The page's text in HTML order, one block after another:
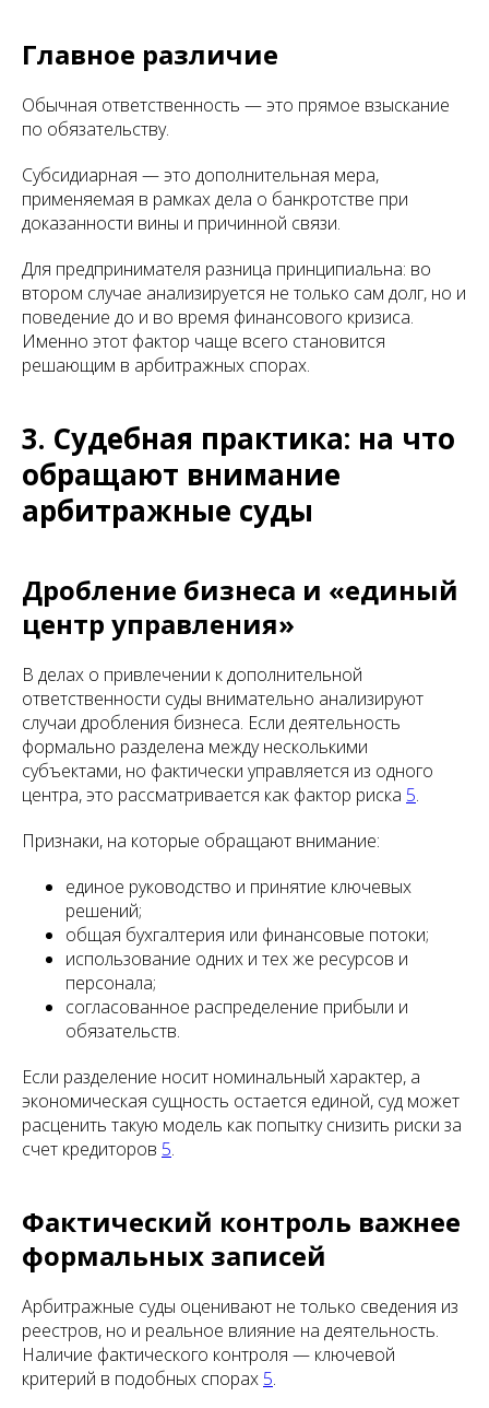
Главное различие
Обычная ответственность — это прямое взыскание
по обязательству.
Субсидиарная — это дополнительная мера,
применяемая в рамках дела о банкротстве при
доказанности вины и причинной связи.
Для предпринимателя разница принципиальна: во
втором случае анализируется не только сам долг, но и
поведение до и во время финансового кризиса.
Именно этот фактор чаще всего становится
решающим в арбитражных спорах.
3. Судебная практика: на что
обращают внимание
арбитражные суды
Дробление бизнеса и «единый
центр управления»
В делах о привлечении к дополнительной
ответственности суды внимательно анализируют
случаи дробления бизнеса. Если деятельность
формально разделена между несколькими
субъектами, но фактически управляется из одного
центра, это рассматривается как фактор риска 5.
Признаки, на которые обращают внимание:
единое руководство и принятие ключевых
решений;
общая бухгалтерия или финансовые потоки;
использование одних и тех же ресурсов и
персонала;
согласованное распределение прибыли и
обязательств.
Если разделение носит номинальный характер, а
экономическая сущность остается единой, суд может
расценить такую модель как попытку снизить риски за
счет кредиторов 5.
Фактический контроль важнее
формальных записей
Арбитражные суды оценивают не только сведения из
реестров, но и реальное влияние на деятельность.
Наличие фактического контроля — ключевой
критерий в подобных спорах 5.